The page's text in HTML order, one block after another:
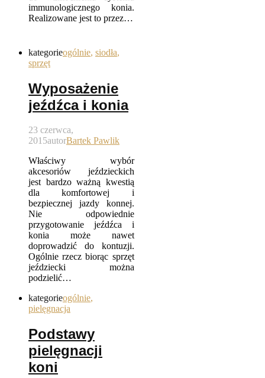
immunologicznego konia.
Realizowane jest to przez…
kategorieogólnie, siodła,
sprzęt
Wyposażenie
jeźdźca i konia
23 czerwca,
2015autorBartek Pawlik
Właściwy wybór
akcesoriów jeździeckich
jest bardzo ważną kwestią
dla komfortowej i
bezpiecznej jazdy konnej.
Nie odpowiednie
przygotowanie jeźdźca i
konia może nawet
doprowadzić do kontuzji.
Ogólnie rzecz biorąc sprzęt
jeździecki można
podzielić…
kategorieogólnie,
pielęgnacja
Podstawy
pielęgnacji
koni